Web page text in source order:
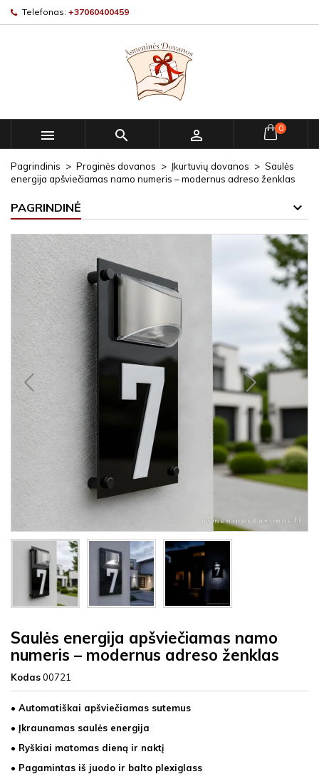
Telefonas: +37060400459
   0
Pagrindinis Proginės dovanos Įkurtuvių dovanos
Saulės
energija apšviečiamas namo numeris – modernus adreso ženklas
PAGRINDINĖ
Saulės energija apšviečiamas namo
numeris – modernus adreso ženklas
Kodas00721
• Automatiškai apšviečiamas sutemus
• Įkraunamas saulės energija
• Ryškiai matomas dieną ir naktį
• Pagamintas iš juodo ir balto plexiglass